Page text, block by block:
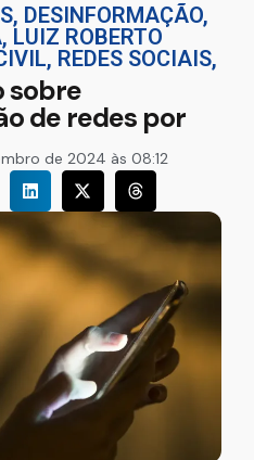
, DESINFORMAÇÃO,
, LUIZ ROBERTO
, REDES SOCIAIS,
sobre
de redes por
de 2024 às 08:12